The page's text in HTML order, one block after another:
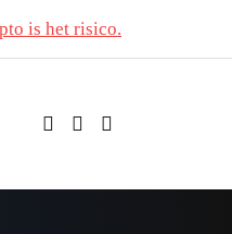
is het risico.